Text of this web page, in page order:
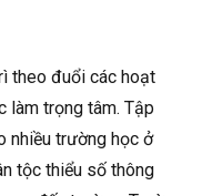
theo đuổi các hoạt
làm trọng tâm. Tập
nhiều trường học ở
tộc thiểu số thông